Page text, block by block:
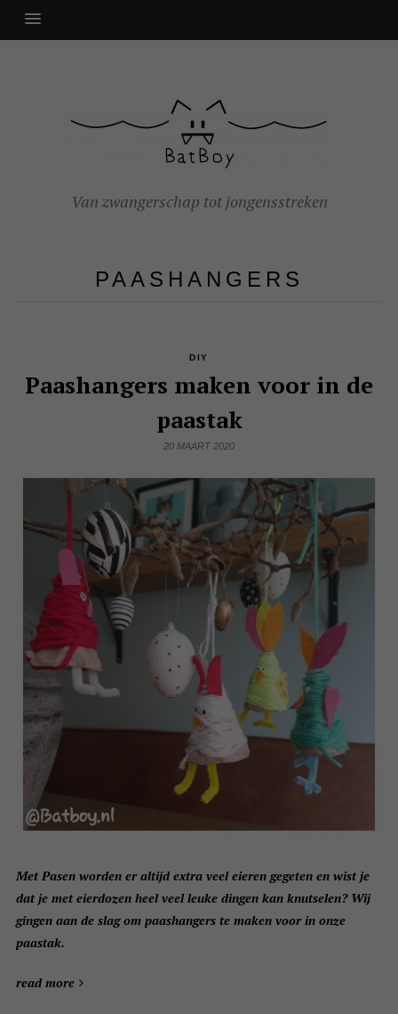
Van zwangerschap tot jongensstreken
PAASHANGERS
DIY
Paashangers maken voor in de
paastak
20 MAART 2020
Met Pasen worden er altijd extra veel eieren gegeten en wist je
dat je met eierdozen heel veel leuke dingen kan knutselen? Wij
gingen aan de slag om paashangers te maken voor in onze
paastak.
read more